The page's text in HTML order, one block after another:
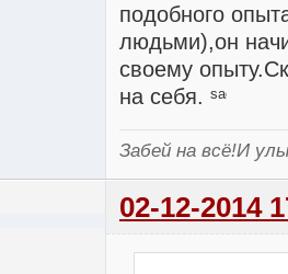
подобного
людьми),он
своему
на себя.
Забей на всё!И
02-12-2014